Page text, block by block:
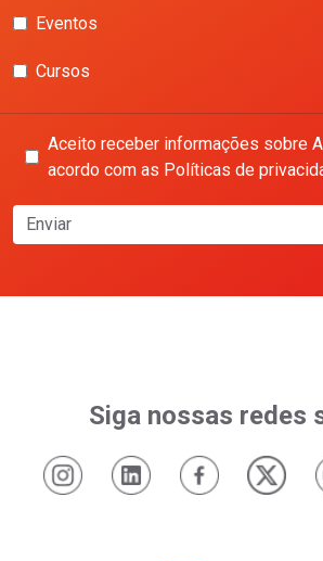
Eventos
Cursos
Aceito receber informações sobre
acordo com as Políticas de
Enviar
Siga nossas redes